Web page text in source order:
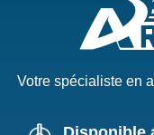
Votre spécialiste en